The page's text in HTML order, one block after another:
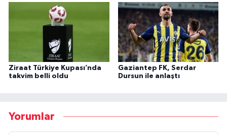
Ziraat Türkiye Kupası’nda
takvim belli oldu
Gaziantep FK, Serdar
Dursun ile anlaştı
Yorumlar